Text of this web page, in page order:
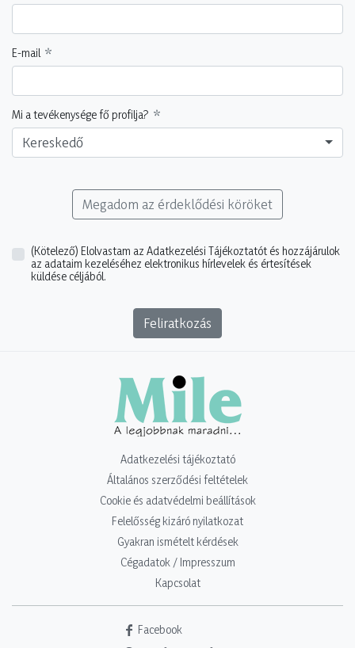
E-mail
Mi a tevékenysége fő profilja?
Kereskedő
Megadom az érdeklődési köröket
(Kötelező) Elolvastam az Adatkezelési Tájékoztatót és hozzájárulok
az adataim kezeléséhez elektronikus hírlevelek és értesítések
küldése céljából.
Feliratkozás
Adatkezelési tájékoztató
Általános szerződési feltételek
Cookie és adatvédelmi beállítások
Felelősség kizáró nyilatkozat
Gyakran ismételt kérdések
Cégadatok / Impresszum
Kapcsolat
Facebook